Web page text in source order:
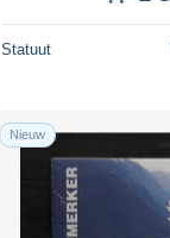
Statuut
Nieuw